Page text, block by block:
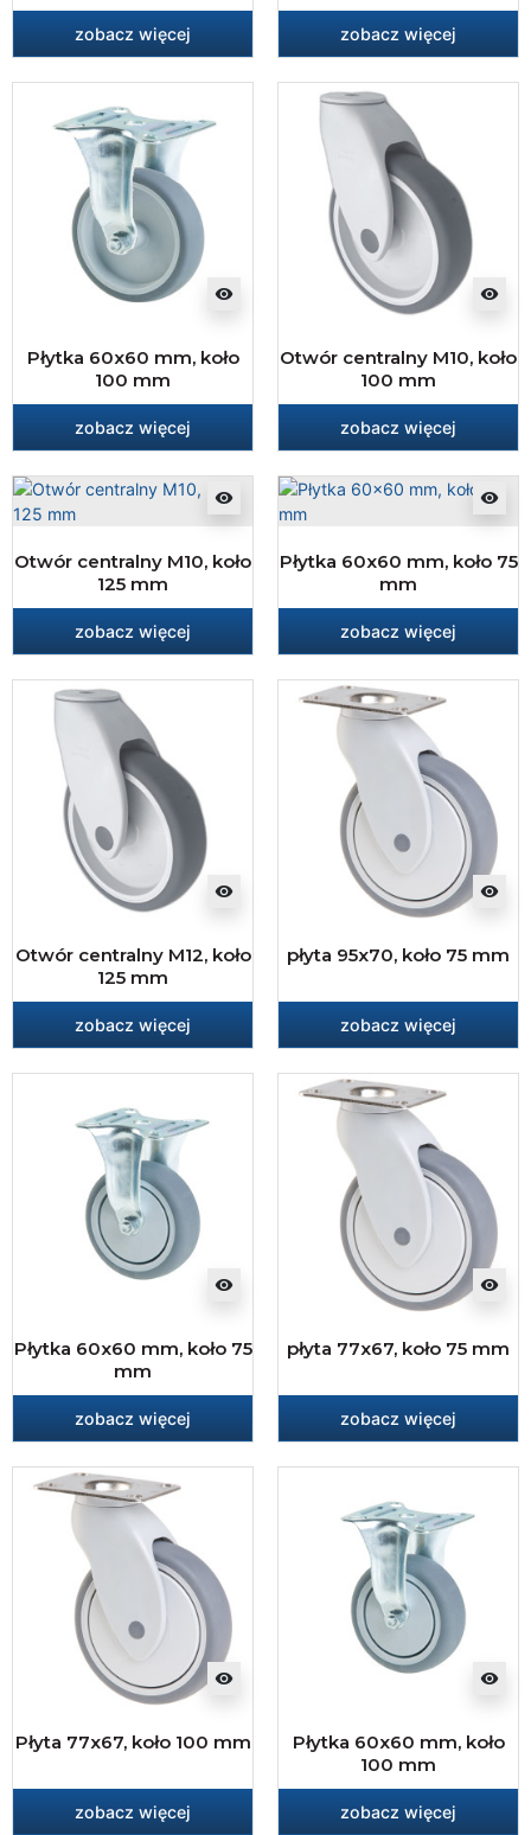
zobacz więcej zobacz więcej
visibility
Płytka 60x60 mm, koło
100 mm
zobacz więcej
visibility
Otwór centralny M10, koło
100 mm
zobacz więcej
visibility
Otwór centralny M10, koło
125 mm
zobacz więcej
visibility
Płytka 60x60 mm, koło 75
mm
zobacz więcej
visibility
Otwór centralny M12, koło
125 mm
zobacz więcej
visibility
płyta 95x70, koło 75 mm
zobacz więcej
visibility
Płytka 60x60 mm, koło 75
mm
zobacz więcej
visibility
płyta 77x67, koło 75 mm
zobacz więcej
visibility
Płyta 77x67, koło 100 mm
zobacz więcej
visibility
Płytka 60x60 mm, koło
100 mm
zobacz więcej